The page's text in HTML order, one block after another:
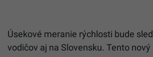
Úsekové meranie rýchlosti bude
vodičov aj na Slovensku. Tento